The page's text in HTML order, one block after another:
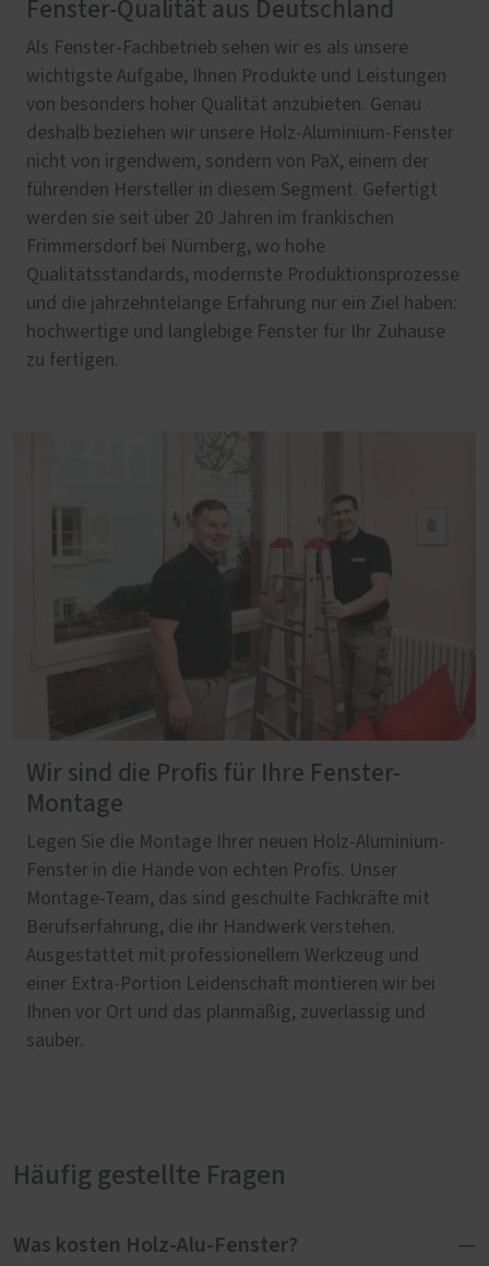
Fenster-Qualität aus Deutschland
Als Fenster-Fachbetrieb sehen wir es als unsere
wichtigste Aufgabe, Ihnen Produkte und Leistungen
von besonders hoher Qualität anzubieten. Genau
deshalb beziehen wir unsere Holz-Aluminium-Fenster
nicht von irgendwem, sondern von PaX, einem der
führenden Hersteller in diesem Segment. Gefertigt
werden sie seit über 20 Jahren im fränkischen
Frimmersdorf bei Nürnberg, wo hohe
Qualitätsstandards, modernste Produktionsprozesse
und die jahrzehntelange Erfahrung nur ein Ziel haben:
hochwertige und langlebige Fenster für Ihr Zuhause
zu fertigen.
Wir sind die Profis für Ihre Fenster-
Montage
Legen Sie die Montage Ihrer neuen Holz-Aluminium-
Fenster in die Hände von echten Profis. Unser
Montage-Team, das sind geschulte Fachkräfte mit
Berufserfahrung, die ihr Handwerk verstehen.
Ausgestattet mit professionellem Werkzeug und
einer Extra-Portion Leidenschaft montieren wir bei
Ihnen vor Ort und das planmäßig, zuverlässig und
sauber.
Häufig gestellte Fragen
Was kosten Holz-Alu-Fenster?